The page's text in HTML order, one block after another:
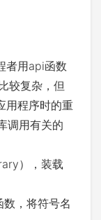
者用api函数
较复杂，但
用程序时的重
调用有关的
），装载
，将符号名